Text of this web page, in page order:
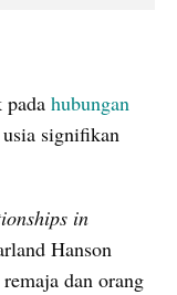
pada hubungan
signifikan
in
Hanson
dan orang